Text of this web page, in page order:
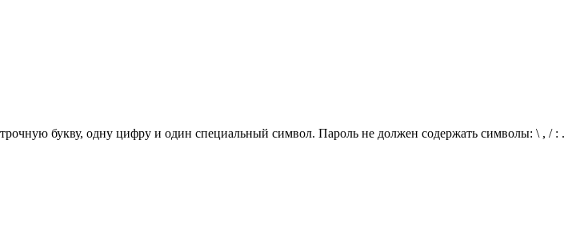
букву, одну цифру и один специальный символ. Пароль не должен содержать символы: \ , / : .